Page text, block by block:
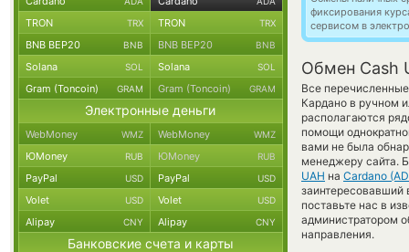
фиксирования
сервисом в
Обмен Cash
Все
Кардано в ручном
располагаются
помощи
вами не была
менеджеру сайта.
UAH на Cardano
заинтересовавший
поставьте нас в
администратором
направления.
TRON TRX TRON TRX
BNB BEP20 BNB BNB BEP20 BNB
Solana SOL Solana SOL
Gram (Toncoin) GRAM Gram (Toncoin) GRAM
Электронные деньги
WebMoney WMZ WebMoney WMZ
ЮMoney RUB ЮMoney RUB
PayPal USD PayPal USD
Volet USD Volet USD
Alipay CNY Alipay CNY
Банковские счета и карты